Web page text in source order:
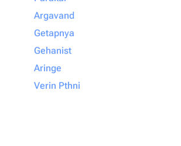
Argavand
Getapnya
Gehanist
Aringe
Verin Pthni